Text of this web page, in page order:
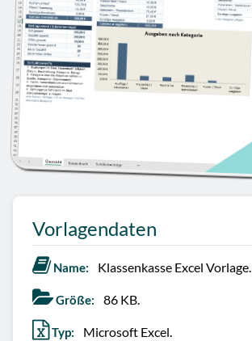
Vorlagendaten
Name: Klassenkasse Excel Vorlage.
Größe: 86 KB.
Typ: Microsoft Excel.